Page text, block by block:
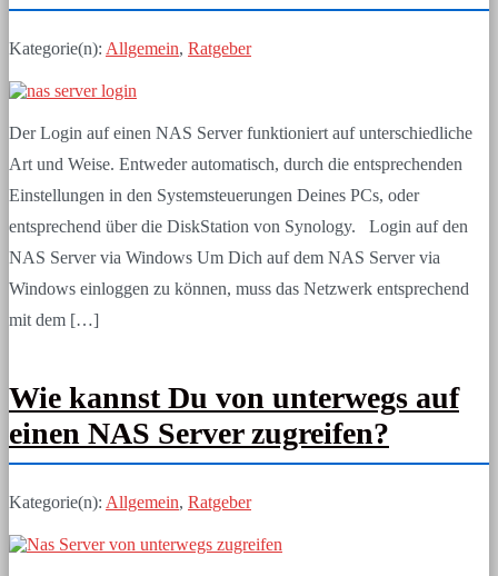
Kategorie(n): Allgemein, Ratgeber
Der Login auf einen NAS Server funktioniert auf unterschiedliche
Art und Weise. Entweder automatisch, durch die entsprechenden
Einstellungen in den Systemsteuerungen Deines PCs, oder
entsprechend über die DiskStation von Synology. Login auf den
NAS Server via Windows Um Dich auf dem NAS Server via
Windows einloggen zu können, muss das Netzwerk entsprechend
mit dem […]
Wie kannst Du von unterwegs auf
einen NAS Server zugreifen?
Kategorie(n): Allgemein, Ratgeber